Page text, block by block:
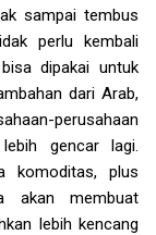
sampai tembus
perlu kembali
dipakai untuk
dari Arab,
perusahaan
gencar lagi.
komoditas, plus
akan membuat
lebih kencang